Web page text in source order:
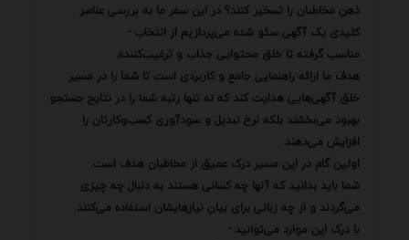
ذهن مخاطبان را تسخیر کنند؟ در این سفر ما به بررسی عناصر
کلیدی یک آگهی سئو شده می‌پردازیم از انتخاب -
مناسب گرفته تا خلق محتوایی جذاب و ترغیب‌کننده.
هدف ما ارائه راهنمایی جامع و کاربردی است تا شما را در مسیر
خلق آگهی‌هایی هدایت کند که نه تنها رتبه شما را در نتایج جستجو
بهبود می‌بخشند بلکه نرخ تبدیل و سودآوری کسب‌وکارتان را
افزایش می‌دهند.
اولین گام در این مسیر درک عمیق از مخاطبان هدف است.
شما باید بدانید که آنها چه کسانی هستند به دنبال چه چیزی
می‌گردند و از چه زبانی برای بیان نیازهایشان استفاده می‌کنند.
با درک این موارد می‌توانید -